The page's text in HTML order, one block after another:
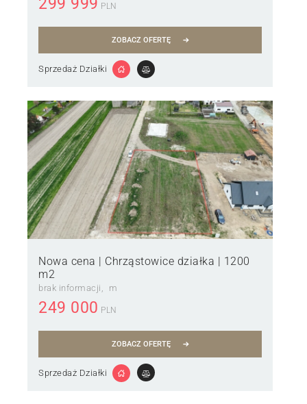
PLN
ZOBACZ OFERTĘ
Sprzedaż Działki
Nowa cena | Chrząstowice działka | 1200
m2
brak informacji m
249 000 PLN
ZOBACZ OFERTĘ
Sprzedaż Działki